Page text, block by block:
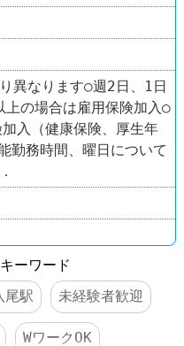
異なります○週2日、1日
の場合は雇用保険加入○
入（健康保険、厚生年
勤務時間、曜日について
ーワード
尾駅 未経験者歓迎
WワークOK